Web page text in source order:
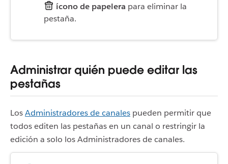
ícono de papelera para eliminar la
pestaña.
Administrar quién puede editar las
pestañas
LosAdministradores de canales pueden permitir que
todos editen las pestañas en un canal o restringir la
edición a solo los Administradores de canales.